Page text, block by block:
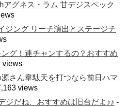
アグネス・ラム 甘デジスペック
ジング リーチ演出とステージチ
グ！連チャンするの？おすすめ
views
さん韋駄天を打つなら前日ハマ
views
ジだね、おすすめは旧台だよ♪♪ -